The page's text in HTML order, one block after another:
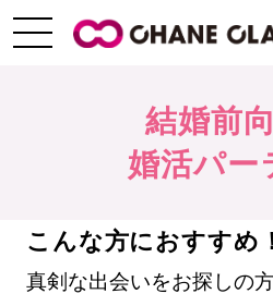
結婚前
婚活パー
こんな方におすすめ！
真剣な出会いをお探しの